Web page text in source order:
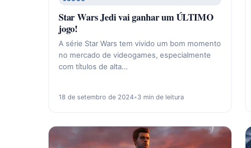
Star Wars Jedi vai ganhar um ÚLTIMO
jogo!
A série Star Wars tem vivido um bom momento
no mercado de videogames, especialmente
com títulos de alta…
18 de setembro de 2024•3 min de leitura